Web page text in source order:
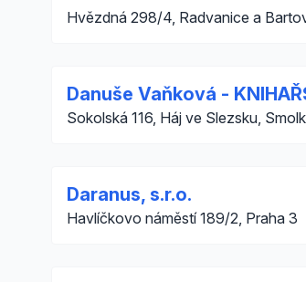
Hvězdná 298/4, Radvanice a
Danuše Vaňková -
Sokolská 116, Háj ve Slezsku,
Daranus, s.r.o.
Havlíčkovo náměstí 189/2, Praha 3